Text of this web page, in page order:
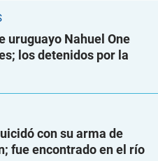
uruguayo Nahuel One
los detenidos por la
con su arma de
fue encontrado en el río